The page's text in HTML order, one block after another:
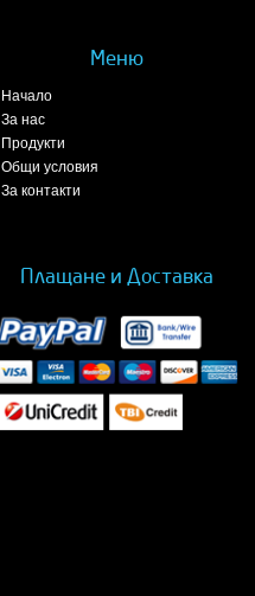
Меню
Начало
За нас
Продукти
Общи условия
За контакти
Плащане и Доставка